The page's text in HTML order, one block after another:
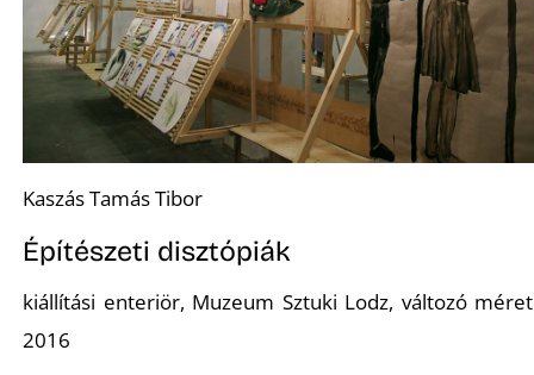
Kaszás Tamás Tibor
Építészeti disztópiák
kiállítási enteriör, Muzeum Sztuki Lodz, változó
2016